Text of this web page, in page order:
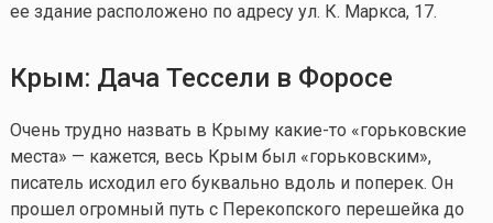
ее здание расположено по адресу ул. К. Маркса, 17.
Крым: Дача Тессели в Форосе
Очень трудно назвать в Крыму какие-то «горьковские
места» — кажется, весь Крым был «горьковским»,
писатель исходил его буквально вдоль и поперек. Он
прошел огромный путь с Перекопского перешейка до